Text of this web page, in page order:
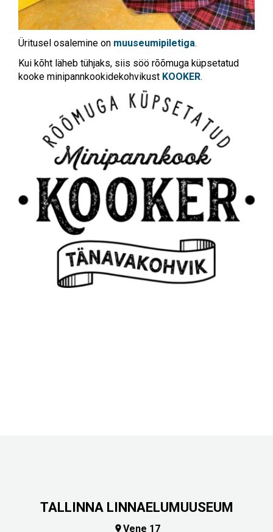
Üritusel osalemine on muuseumipiletiga.
Kui kõht läheb tühjaks, siis söö rõõmuga küpsetatud
kooke minipannkookidekohvikust KOOKER.
TALLINNA LINNAELUMUUSEUM
Vene 17